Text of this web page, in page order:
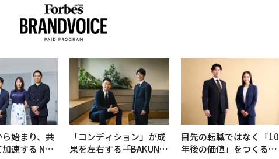
始まり、共
速する NOR
「コンディション」が成
果を左右する――「BAKUN
目先の転職ではなく「10
年後の価値」をつくる─